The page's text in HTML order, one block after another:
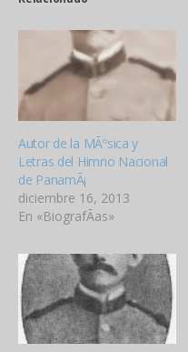
Autor de la MÃºsica y
Letras del Himno Nacional
de PanamÃ¡
diciembre 16, 2013
En «BiografÃ­as»